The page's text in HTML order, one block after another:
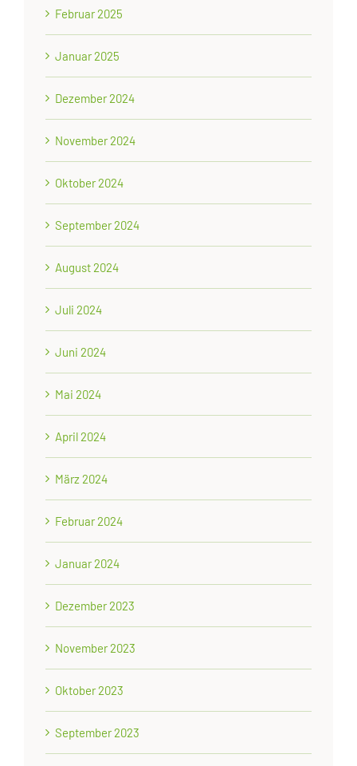
Februar 2025
Januar 2025
Dezember 2024
November 2024
Oktober 2024
September 2024
August 2024
Juli 2024
Juni 2024
Mai 2024
April 2024
März 2024
Februar 2024
Januar 2024
Dezember 2023
November 2023
Oktober 2023
September 2023